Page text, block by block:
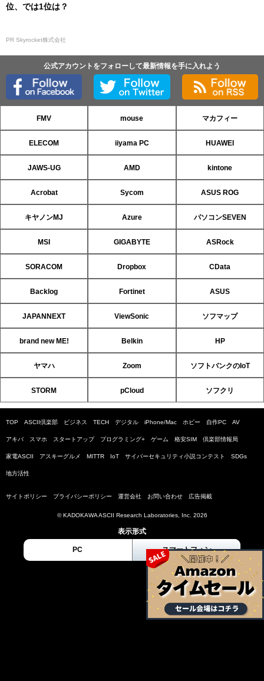
位、では1位は？
PR Skyrocket株式会社
公式アカウントをフォローして最新情報を手に入れよう
FMV mouse マカフィー
ELECOM iiyama PC HUAWEI
JAWS-UG AMD kintone
Acrobat Sycom ASUS ROG
キヤノンMJ Azure パソコンSEVEN
MSI GIGABYTE ASRock
SORACOM Dropbox CData
Backlog Fortinet ASUS
JAPANNEXT ViewSonic ソフマップ
brand new ME! Belkin HP
ヤマハ Zoom ソフトバンクのIoT
STORM pCloud ソフクリ
TOP ASCII倶楽部 ビジネス TECH デジタル iPhone/Mac ホビー 自作PC AV
アキバ スマホ スタートアップ プログラミング+ ゲーム 格安SIM 倶楽部情報局
家電ASCII アスキーグルメ MITTR IoT サイバーセキュリティ小説コンテスト SDGs
地方活性
サイトポリシー プライバシーポリシー 運営会社 お問い合わせ 広告掲載
© KADOKAWA ASCII Research Laboratories, Inc. 2026
表示形式
PC スマートフォン